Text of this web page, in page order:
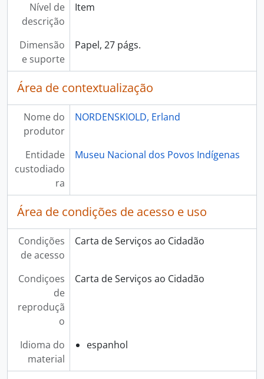
Nível de
descrição
Item
Dimensão
e suporte
Papel, 27 págs.
Área de contextualização
Nome do
produtor
NORDENSKIOLD, Erland
Entidade
custodiado
ra
Museu Nacional dos Povos Indígenas
Área de condições de acesso e uso
Condições
de acesso
Carta de Serviços ao Cidadão
Condiçoes
de
reproduçã
o
Carta de Serviços ao Cidadão
Idioma do
material
espanhol